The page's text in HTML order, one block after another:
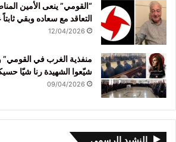
“القومي” ينعى الأمين
التعاقد مع سعاده وبقي
12/04/2026
منفذية الغرب في القومي”
شيّعوا الشهيدة رنا شيّا
09/04/2026